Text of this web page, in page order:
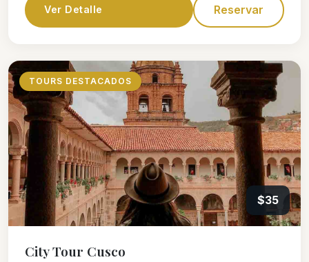
Ver Detalle Reservar
TOURS DESTACADOS
$35
City Tour Cusco